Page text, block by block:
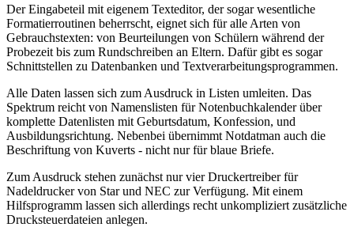
Der Eingabeteil mit eigenem Texteditor, der sogar wesentliche
Formatierroutinen beherrscht, eignet sich für alle Arten von
Gebrauchstexten: von Beurteilungen von Schülern während der
Probezeit bis zum Rundschreiben an Eltern. Dafür gibt es sogar
Schnittstellen zu Datenbanken und Textverarbeitungsprogrammen.
Alle Daten lassen sich zum Ausdruck in Listen umleiten. Das
Spektrum reicht von Namenslisten für Notenbuchkalender über
komplette Datenlisten mit Geburtsdatum, Konfession, und
Ausbildungsrichtung. Nebenbei übernimmt Notdatman auch die
Beschriftung von Kuverts - nicht nur für blaue Briefe.
Zum Ausdruck stehen zunächst nur vier Druckertreiber für
Nadeldrucker von Star und NEC zur Verfügung. Mit einem
Hilfsprogramm lassen sich allerdings recht unkompliziert zusätzliche
Drucksteuerdateien anlegen.